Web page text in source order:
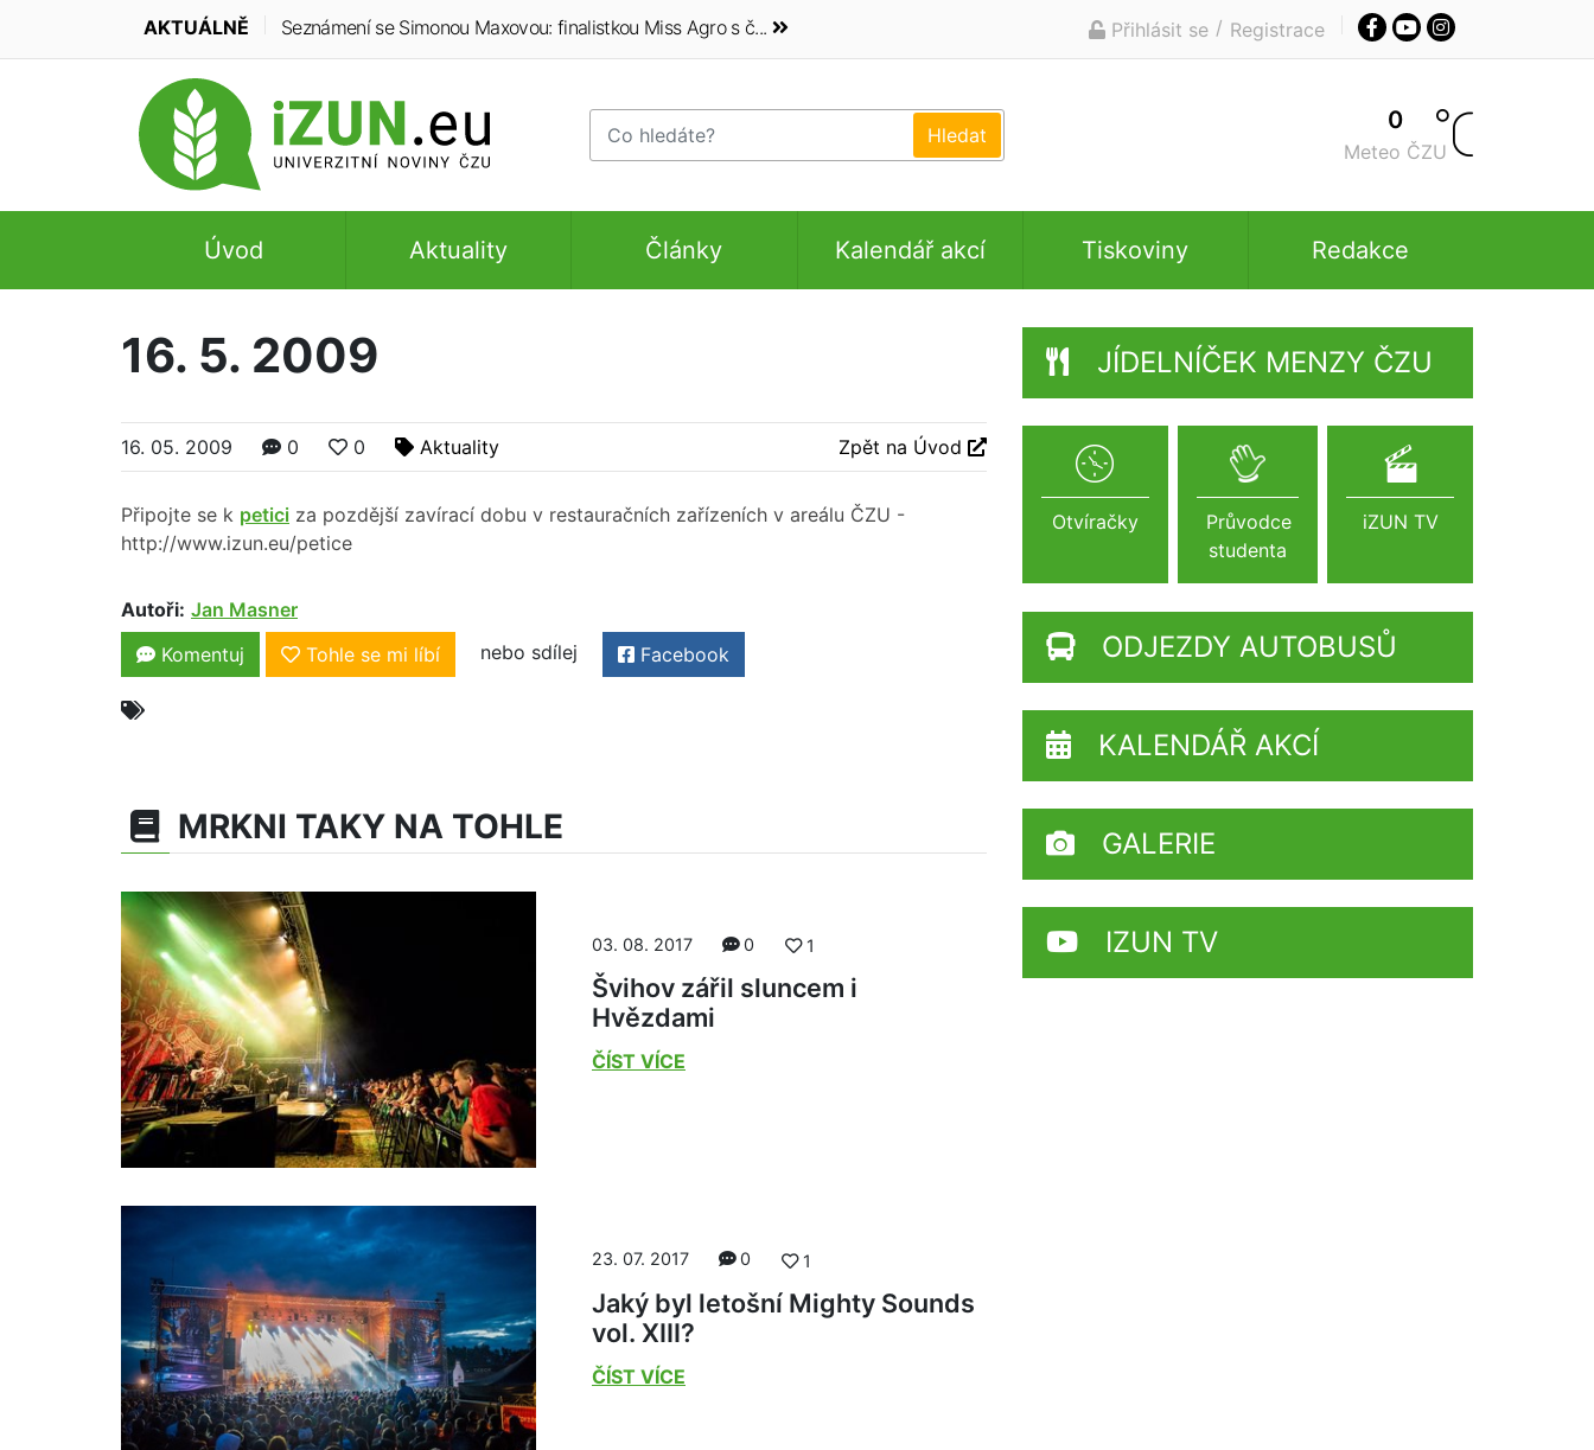
AKTUÁLNĚ Seznámení se Simonou Maxovou: finalistkou Miss Agro s č... Přihlásit se / Registrace
0
Meteo ČZU
Úvod Aktuality Články Kalendář akcí Tiskoviny Redakce
16. 5. 2009
16. 05. 2009 0 0 Aktuality Zpět na Úvod
Připojte se k petici za pozdější zavírací dobu v restauračních zařízeních v areálu ČZU -
http://www.izun.eu/petice
Autoři: Jan Masner
Komentuj
Tohle se mi líbí nebo sdílej Facebook
MRKNI TAKY NA TOHLE
03. 08. 2017 0 1
Švihov zářil sluncem i
Hvězdami
ČÍST VÍCE
23. 07. 2017 0 1
Jaký byl letošní Mighty Sounds
vol. XIII?
ČÍST VÍCE
JÍDELNÍČEK MENZY ČZU
Otvíračky
Průvodce
studenta
iZUN TV
ODJEZDY AUTOBUSŮ
KALENDÁŘ AKCÍ
GALERIE
IZUN TV